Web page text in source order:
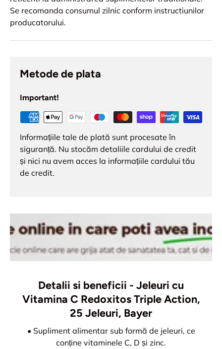
Se recomanda consumul zilnic conform instructiunilor
producatorului.
Metode de plata
Important!
Informațiile tale de plată sunt procesate în
siguranță. Nu stocăm detaliile cardului de credit
și nici nu avem acces la informațiile cardului tău
de credit.
Detalii si beneficii - Jeleuri cu
Vitamina C Redoxitos Triple Action,
25 Jeleuri, Bayer
• Supliment alimentar sub formă de jeleuri, ce
conține vitaminele C, D și zinc.